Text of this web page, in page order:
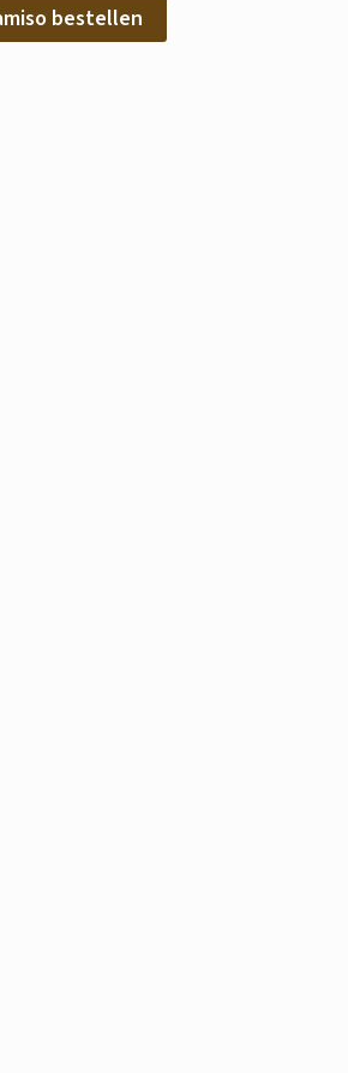
bestellen